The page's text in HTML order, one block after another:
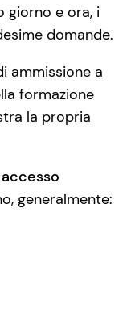
giorno e ora, i
domande.
ammissione a
formazione
la propria
generalmente: